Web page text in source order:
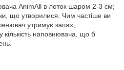
AnimAll в лоток шаром 2-3 см;
що утворилися. Чим частіше ви
утримує запах;
наповнювача, що б